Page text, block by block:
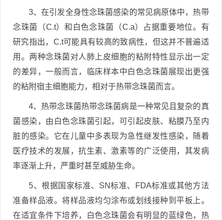
3、在引发全身性念珠菌感染的常见病原体中，热带
念珠菌（C.t）和白色念珠菌（C.a）占据重要地位。有
研究指出，C.t可能具有较高的致病性，但这并不普遍适
用。两种念珠菌对人肺上皮细胞的粘附特性显示出一定
的差异，一般而言，临床样本中白色念珠菌展现出更强
的粘附宿主细胞能力，相对于热带念珠菌而言。
4、热带念珠菌热带念珠菌病是一种常见且复杂的真
菌感染，由白色念珠菌引起，可引起皮肤、粘膜乃至内
脏的感染。它在儿童中多表现为急性继发性感染，随着
医疗技术的发展，抗生素、激素等的广泛使用，其发病
率逐渐上升，严重时甚至威胁生命。
5、根据国家标准、SN标准、FDA标准或其他方法
准备样品液。将样品液均匀涂布或划线接种到平板上。
在适宜条件下培养，白色念珠菌会有明显的蓝绿色，热